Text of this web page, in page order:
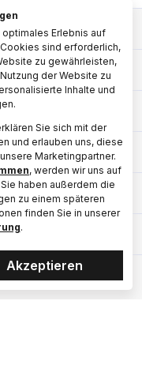
Erlebnis auf
sind erforderlich,
zu gewährleisten,
der Website zu
Inhalte und
Sie sich mit der
und erlauben uns, diese
Marketingpartner.
, werden wir uns auf
haben außerdem die
zu einem späteren
finden Sie in unserer
.
Akzeptieren